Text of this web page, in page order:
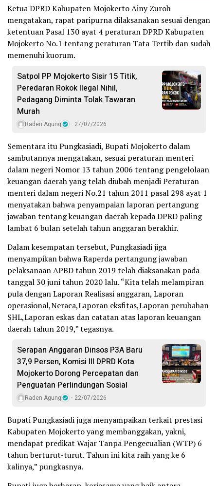
Ketua DPRD Kabupaten Mojokerto Ainy Zuroh
mengatakan, rapat paripurna dilaksanakan sesuai dengan
ketentuan Pasal 130 ayat 4 peraturan DPRD Kabupaten
Mojokerto No.1 tentang peraturan Tata Tertib dan sudah
memenuhi kuorum.
Satpol PP Mojokerto Sisir 15 Titik,
Peredaran Rokok Ilegal Nihil,
Pedagang Diminta Tolak Tawaran
Murah
Raden Agung 27/07/2026
Sementara itu Pungkasiadi, Bupati Mojokerto dalam
sambutannya mengatakan, sesuai peraturan menteri
dalam negeri Nomor 13 tahun 2006 tentang pengelolaan
keuangan daerah yang telah diubah menjadi Peraturan
menteri dalam negeri No.21 tahun 2011 pasal 298 ayat 1
menyatakan bahwa penyampaian laporan pertangung
jawaban tentang keuangan daerah kepada DPRD paling
lambat 6 bulan setelah tahun anggaran berakhir.
Dalam kesempatan tersebut, Pungkasiadi jiga
menyampikan bahwa Raperda pertangung jawaban
pelaksanaan APBD tahun 2019 telah diaksanakan pada
tanggal 30 juni tahun 2020 lalu. “Kita telah melampiran
pula dengan Laporan Realisasi anggaran, Laporan
operasional,Neraca,Laporan eksfitas,Laporan perubahan
SHL,Laporan eskas dan catatan atas laporan keuangan
daerah tahun 2019,” tegasnya.
Serapan Anggaran Dinsos P3A Baru
37,9 Persen, Komisi III DPRD Kota
Mojokerto Dorong Percepatan dan
Penguatan Perlindungan Sosial
Raden Agung 22/07/2026
Bupati Pungkasiadi juga menyampaikan terkait prestasi
Kabupaten Mojokerto yang membanggakan, yakni,
mendapat predikat Wajar Tanpa Pengecualian (WTP) 6
tahun berturut-turut. Tahun ini kita raih yang ke 6
kalinya,” pungkasnya.